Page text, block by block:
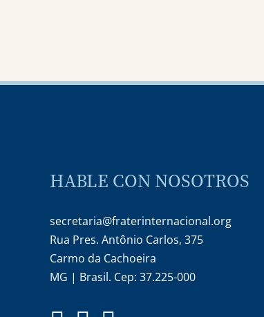
HABLE CON NOSOTROS
secretaria@fraterinternacional.org
Rua Pres. Antônio Carlos, 375
Carmo da Cachoeira
MG | Brasil. Cep: 37.225-000